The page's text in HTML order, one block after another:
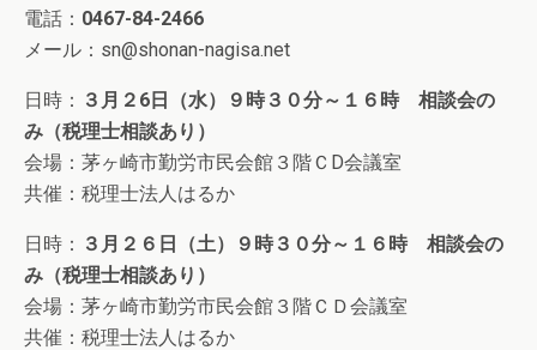
電話： 0467-84-2466
メール：sn@shonan-nagisa.net
日時： ３月２6日（水）９時３０分～１６時 相談会の
み（税理士相談あり）
会場：茅ヶ崎市勤労市民会館３階ＣD会議室
共催：税理士法人はるか
日時： ３月２６日（土）９時３０分～１６時 相談会の
み（税理士相談あり）
会場：茅ヶ崎市勤労市民会館３階ＣＤ会議室
共催：税理士法人はるか